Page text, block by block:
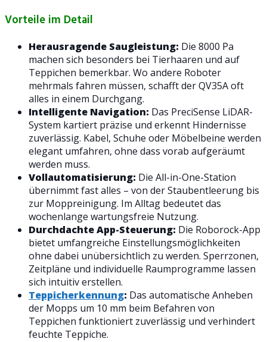
Vorteile im Detail
Herausragende Saugleistung: Die 8000 Pa
machen sich besonders bei Tierhaaren und auf
Teppichen bemerkbar. Wo andere Roboter
mehrmals fahren müssen, schafft der QV35A oft
alles in einem Durchgang.
Intelligente Navigation: Das PreciSense LiDAR-
System kartiert präzise und erkennt Hindernisse
zuverlässig. Kabel, Schuhe oder Möbelbeine werden
elegant umfahren, ohne dass vorab aufgeräumt
werden muss.
Vollautomatisierung: Die All-in-One-Station
übernimmt fast alles – von der Staubentleerung bis
zur Moppreinigung. Im Alltag bedeutet das
wochenlange wartungsfreie Nutzung.
Durchdachte App-Steuerung: Die Roborock-App
bietet umfangreiche Einstellungsmöglichkeiten
ohne dabei unübersichtlich zu werden. Sperrzonen,
Zeitpläne und individuelle Raumprogramme lassen
sich intuitiv erstellen.
Teppicherkennung: Das automatische Anheben
der Mopps um 10 mm beim Befahren von
Teppichen funktioniert zuverlässig und verhindert
feuchte Teppiche.